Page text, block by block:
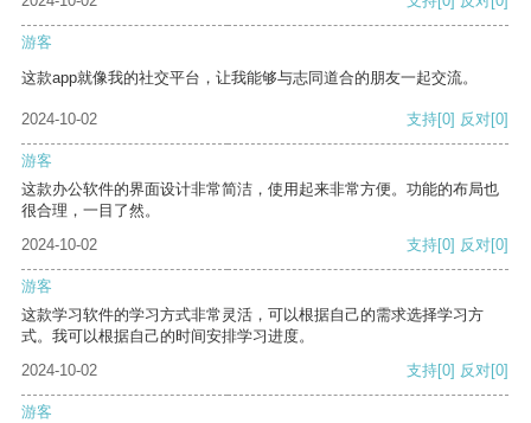
游客
这款app就像我的社交平台，让我能够与志同道合的朋友一起交流。
2024-10-02 支持[0] 反对[0]
游客
这款办公软件的界面设计非常简洁，使用起来非常方便。功能的布局也
很合理，一目了然。
2024-10-02
支持[0] 反对[0]
游客
这款学习软件的学习方式非常灵活，可以根据自己的需求选择学习方
式。我可以根据自己的时间安排学习进度。
2024-10-02
支持[0] 反对[0]
游客